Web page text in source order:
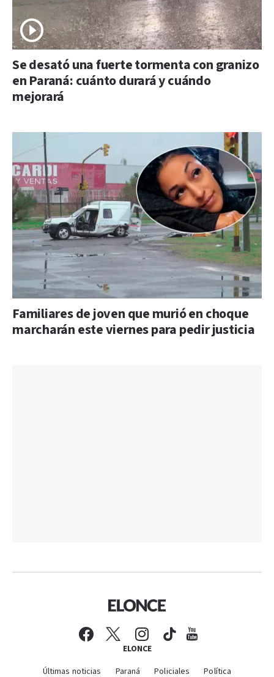
Se desató una fuerte tormenta con granizo
en Paraná: cuánto durará y cuándo
mejorará
Familiares de joven que murió en choque
marcharán este viernes para pedir justicia
ELONCE
Últimas noticias Paraná Policiales Política